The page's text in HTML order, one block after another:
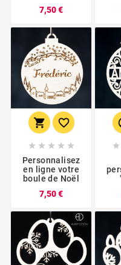
7,50 €Prix
 
    
Personnalisez
en ligne votre
boule de Noël
7,50 €Prix
